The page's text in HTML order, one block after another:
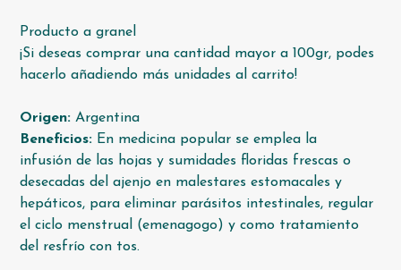
Producto a granel
¡Si deseas comprar una cantidad mayor a 100gr, podes
hacerlo añadiendo más unidades al carrito!
Origen:Argentina
Beneficios: En medicina popular se emplea la
infusión de las hojas y sumidades floridas frescas o
desecadas del ajenjo en malestares estomacales y
hepáticos, para eliminar parásitos intestinales, regular
el ciclo menstrual (emenagogo) y como tratamiento
del resfrío con tos.